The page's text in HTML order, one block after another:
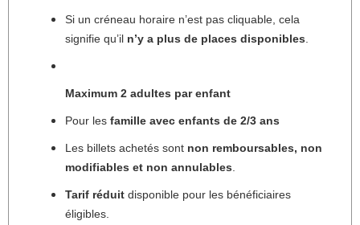
Si un créneau horaire n’est pas cliquable, cela
signifie qu’il n’y a plus de places disponibles
Maximum 2 adultes par enfant
Pour les famille avec enfants de 2/3 ans
Les billets achetés sont non remboursables, non
modifiables et non annulables
Tarif réduit disponible pour les bénéficiaires
éligibles.